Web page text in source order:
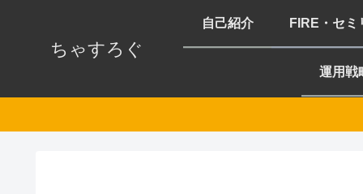
ちゃすろぐ
自己紹介 FIRE・セミ
運用戦